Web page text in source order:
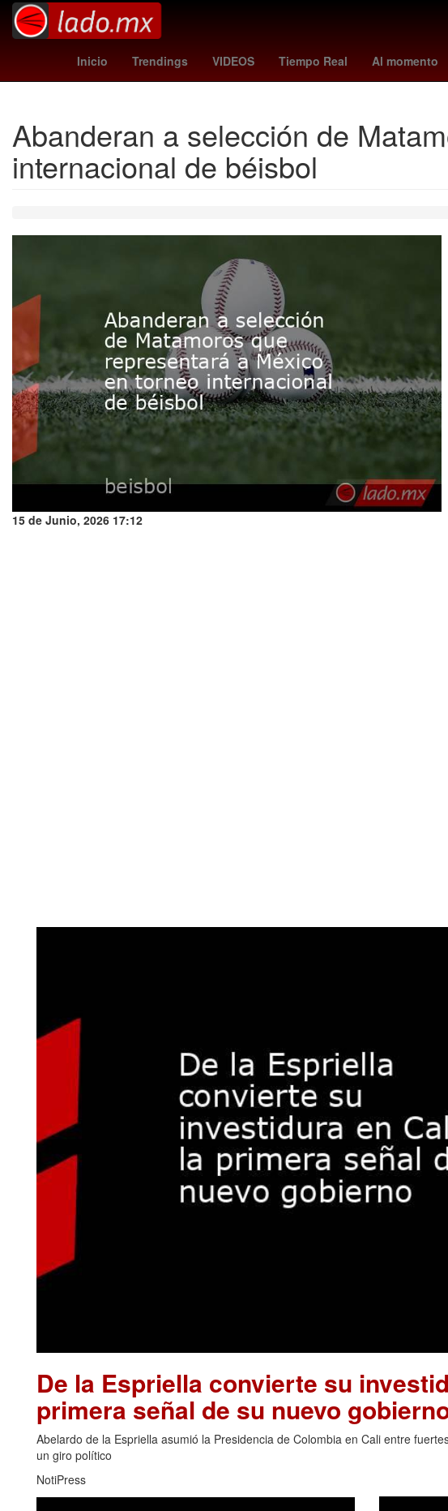
Inicio Trendings VIDEOS Tiempo Real Al momento
racing lluvia de estrellas hoy precio
Abanderan a selección de
internacional de béisbol
15 de Junio, 2026 17:12
De la Espriella convierte su
primera señal de su nuevo
Abelardo de la Espriella asumió la Presidencia de Colombia en Cali entre
un giro político
NotiPress